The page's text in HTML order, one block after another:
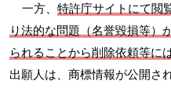
一方、 特許庁サイトにて閲
り法的な問題（名誉毀損等）
られることから削除依頼等に
出願人は、商標情報が公開さ